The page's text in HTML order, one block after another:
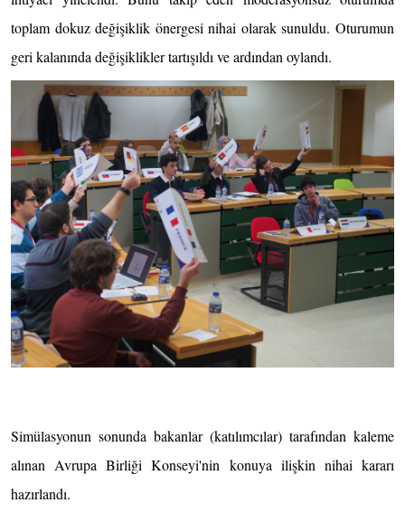
toplam dokuz değişiklik önergesi nihai olarak sunuldu. Oturumun
geri kalanında değişiklikler tartışıldı ve ardından oylandı.
Simülasyonun sonunda bakanlar (katılımcılar) tarafından kaleme
alınan Avrupa Birliği Konseyi'nin konuya ilişkin nihai kararı
hazırlandı.